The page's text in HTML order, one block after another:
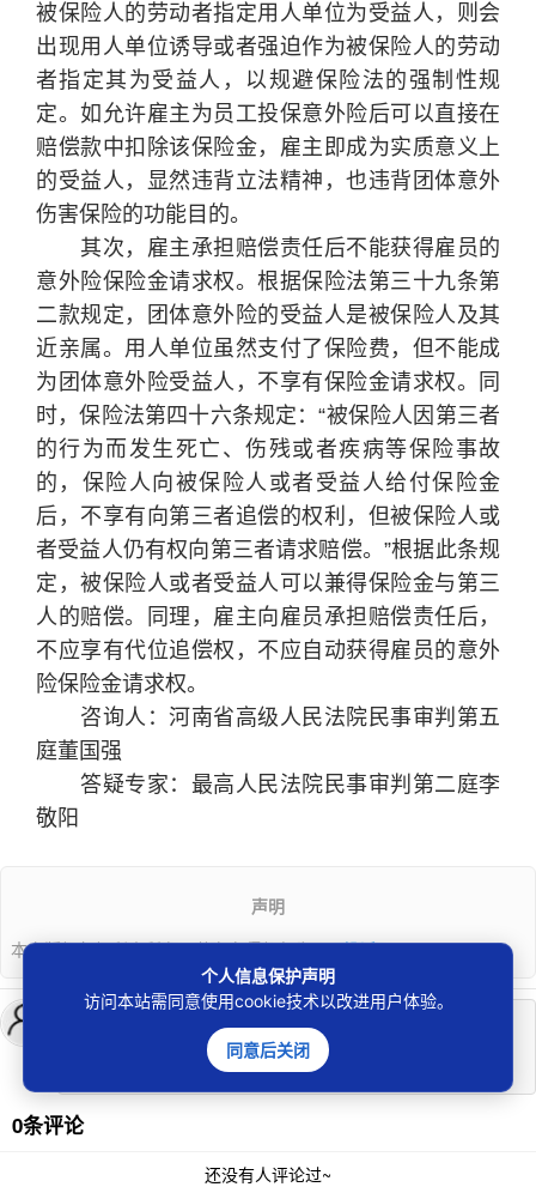
被保险人的劳动者指定用人单位为受益人，则会
出现用人单位诱导或者强迫作为被保险人的劳动
者指定其为受益人，以规避保险法的强制性规
定。如允许雇主为员工投保意外险后可以直接在
赔偿款中扣除该保险金，雇主即成为实质意义上
的受益人，显然违背立法精神，也违背团体意外
伤害保险的功能目的。
其次，雇主承担赔偿责任后不能获得雇员的
意外险保险金请求权。根据保险法第三十九条第
二款规定，团体意外险的受益人是被保险人及其
近亲属。用人单位虽然支付了保险费，但不能成
为团体意外险受益人，不享有保险金请求权。同
时，保险法第四十六条规定：“被保险人因第三者
的行为而发生死亡、伤残或者疾病等保险事故
的，保险人向被保险人或者受益人给付保险金
后，不享有向第三者追偿的权利，但被保险人或
者受益人仍有权向第三者请求赔偿。”根据此条规
定，被保险人或者受益人可以兼得保险金与第三
人的赔偿。同理，雇主向雇员承担赔偿责任后，
不应享有代位追偿权，不应自动获得雇员的意外
险保险金请求权。
咨询人：河南省高级人民法院民事审判第五
庭董国强
答疑专家：最高人民法院民事审判第二庭李
敬阳
声明
本文版权归权利人所有，若存在侵权行为可“投诉”。
登录 后发表评论
0条评论
还没有人评论过~
个人信息保护声明
访问本站需同意使用cookie技术以改进用户体验。
同意后关闭